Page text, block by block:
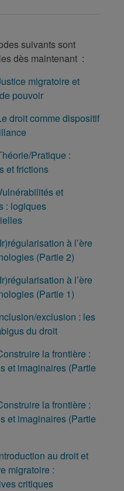
suivants sont
dès maintenant :
migratoire et
pouvoir
droit comme dispositif
Pratique :
et frictions
et
: logiques
à l’ère
(Partie 2)
à l’ère
(Partie 1)
exclusion : les
du droit
la frontière :
et imaginaires (Partie
la frontière :
et imaginaires (Partie
au droit et
migratoire :
critiques